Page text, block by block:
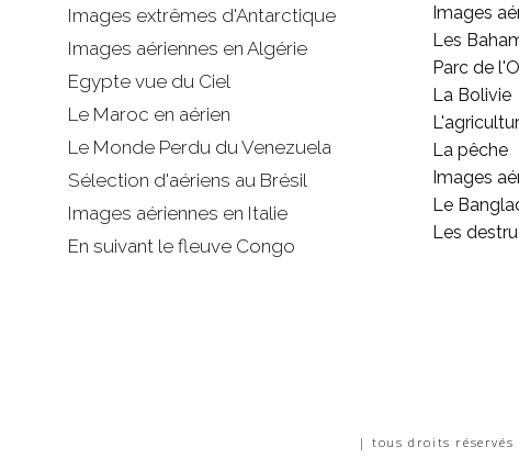
Images extrêmes d'Antarctique
Images aériennes en Algérie
Egypte vue du Ciel
Le Maroc en aérien
Le Monde Perdu du Venezuela
Sélection d'aériens au Brésil
Images aériennes en Italie
En suivant le fleuve Congo
Images
Les
Parc de
La Bolivie
La pêche
Images
Le
Les
| tous droits